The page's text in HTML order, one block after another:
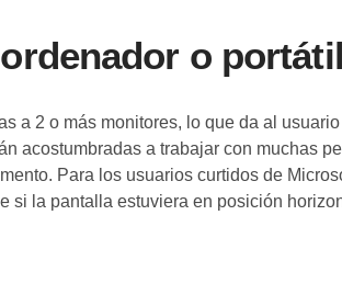
o portátil
a 2 o más monitores, lo que da al
acostumbradas a trabajar con muchas
Para los usuarios curtidos de
si la pantalla estuviera en posición